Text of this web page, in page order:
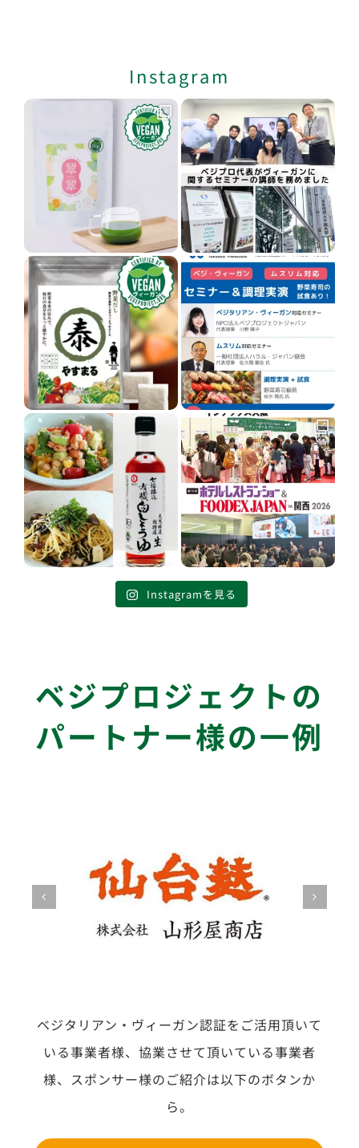
Instagram
Instagramを見る
ベジプロジェクトの
パートナー様の一例
ベジタリアン・ヴィーガン認証をご活用頂いて
いる事業者様、協業させて頂いている事業者
様、スポンサー様のご紹介は以下のボタンか
ら。